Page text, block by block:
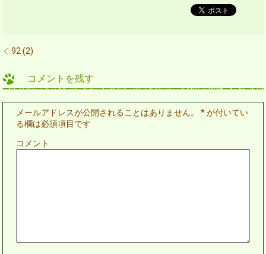
92 (2)
コメントを残す
メールアドレスが公開されることはありません。 *が付いてい
る欄は必須項目です
コメント